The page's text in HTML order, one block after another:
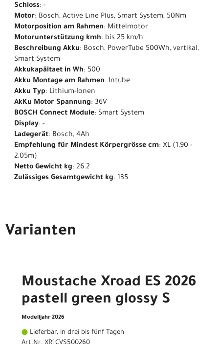
Schloss: -
Motor: Bosch, Active Line Plus, Smart System, 50Nm
Motorposition am Rahmen: Mittelmotor
Motorunterstützung kmh: bis 25 km/h
Beschreibung Akku: Bosch, PowerTube 500Wh, vertikal,
Smart System
Akkukapäitaet in Wh: 500
Akku Montage am Rahmen: Intube
Akku Typ: Lithium-Ionen
AkKu Motor Spannung: 36V
BOSCH Connect Module: Smart System
Display: -
Ladegerät: Bosch, 4Ah
Empfehlung für Mindest Körpergrösse cm: XL (1,90 -
2,05m)
Netto Gewicht kg: 26.2
Zulässiges Gesamtgewicht kg: 135
Varianten
Moustache Xroad ES 2026
pastell green glossy S
Modelljahr 2026
Lieferbar, in drei bis fünf Tagen
Art.Nr. XR1CVS500260